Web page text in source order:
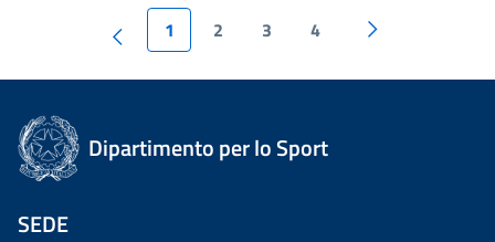
1 2 3 4
Dipartimento per lo Sport
SEDE